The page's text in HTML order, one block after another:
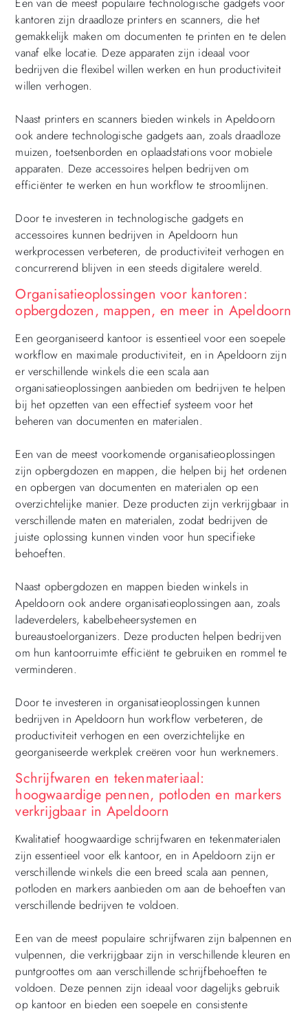
kantoren zijn draadloze printers en scanners, die het
gemakkelijk maken om documenten te printen en te delen
vanaf elke locatie. Deze apparaten zijn ideaal voor
bedrijven die flexibel willen werken en hun productiviteit
willen verhogen.
Naast printers en scanners bieden winkels in Apeldoorn
ook andere technologische gadgets aan, zoals draadloze
muizen, toetsenborden en oplaadstations voor mobiele
apparaten. Deze accessoires helpen bedrijven om
efficiënter te werken en hun workflow te stroomlijnen.
Door te investeren in technologische gadgets en
accessoires kunnen bedrijven in Apeldoorn hun
werkprocessen verbeteren, de productiviteit verhogen en
concurrerend blijven in een steeds digitalere wereld.
Organisatieoplossingen voor kantoren:
opbergdozen, mappen, en meer in Apeldoorn
Een georganiseerd kantoor is essentieel voor een soepele
workflow en maximale productiviteit, en in Apeldoorn zijn
er verschillende winkels die een scala aan
organisatieoplossingen aanbieden om bedrijven te helpen
bij het opzetten van een effectief systeem voor het
beheren van documenten en materialen.
Een van de meest voorkomende organisatieoplossingen
zijn opbergdozen en mappen, die helpen bij het ordenen
en opbergen van documenten en materialen op een
overzichtelijke manier. Deze producten zijn verkrijgbaar in
verschillende maten en materialen, zodat bedrijven de
juiste oplossing kunnen vinden voor hun specifieke
behoeften.
Naast opbergdozen en mappen bieden winkels in
Apeldoorn ook andere organisatieoplossingen aan, zoals
ladeverdelers, kabelbeheersystemen en
bureaustoelorganizers. Deze producten helpen bedrijven
om hun kantoorruimte efficiënt te gebruiken en rommel te
verminderen.
Door te investeren in organisatieoplossingen kunnen
bedrijven in Apeldoorn hun workflow verbeteren, de
productiviteit verhogen en een overzichtelijke en
georganiseerde werkplek creëren voor hun werknemers.
Schrijfwaren en tekenmateriaal:
hoogwaardige pennen, potloden en markers
verkrijgbaar in Apeldoorn
Kwalitatief hoogwaardige schrijfwaren en tekenmaterialen
zijn essentieel voor elk kantoor, en in Apeldoorn zijn er
verschillende winkels die een breed scala aan pennen,
potloden en markers aanbieden om aan de behoeften van
verschillende bedrijven te voldoen.
Een van de meest populaire schrijfwaren zijn balpennen en
vulpennen, die verkrijgbaar zijn in verschillende kleuren en
puntgroottes om aan verschillende schrijfbehoeften te
voldoen. Deze pennen zijn ideaal voor dagelijks gebruik
op kantoor en bieden een soepele en consistente